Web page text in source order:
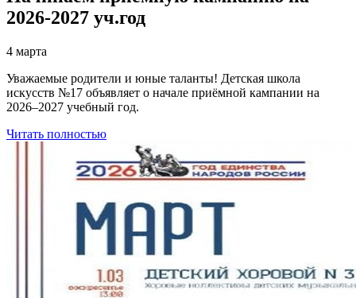
2026-2027 уч.год
4 марта
Уважаемые родители и юные таланты! Детская школа
искусств №17 объявляет о начале приёмной кампании на
2026–2027 учебный год.
Читать полностью